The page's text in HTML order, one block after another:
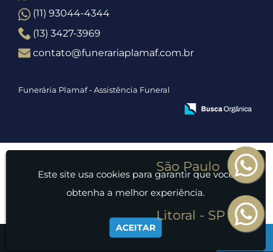
(11) 93044-4344
(13) 3427-3969
contato@funerariaplamaf.com.br
Funerária Plamaf - Assistência Funeral
Este site usa cookies para garantir que você
obtenha a melhor experiência.
ACEITAR